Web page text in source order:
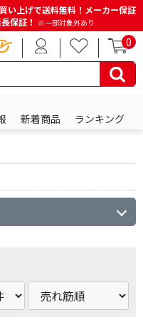
い上げで送料無料！メーカー保証
保証！
※一部対象外あり
0
新着商品 ランキング
品・カー用品
品の商品一